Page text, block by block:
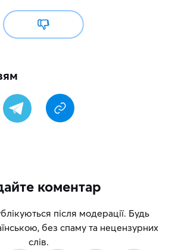
коментар
після модерації. Будь
без спаму та нецензурних
слів.